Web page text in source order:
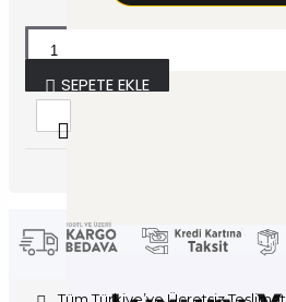
SEPETE EKLE